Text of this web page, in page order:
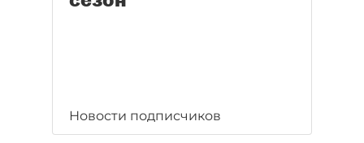
Новости подписчиков